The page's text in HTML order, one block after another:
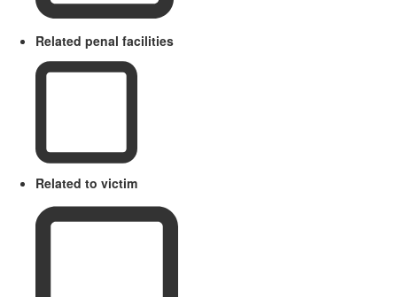
Related penal facilities
Related to victim